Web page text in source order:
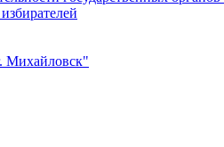
Михайловск"